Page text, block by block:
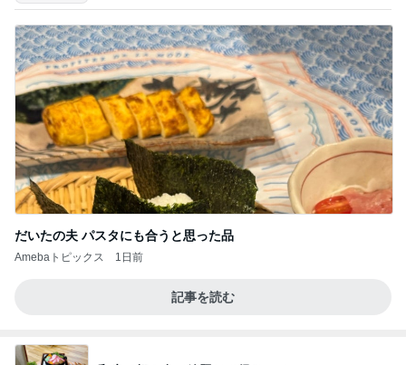
だいたの夫 パスタにも合うと思った品
Amebaトピックス 1日前
記事を読む